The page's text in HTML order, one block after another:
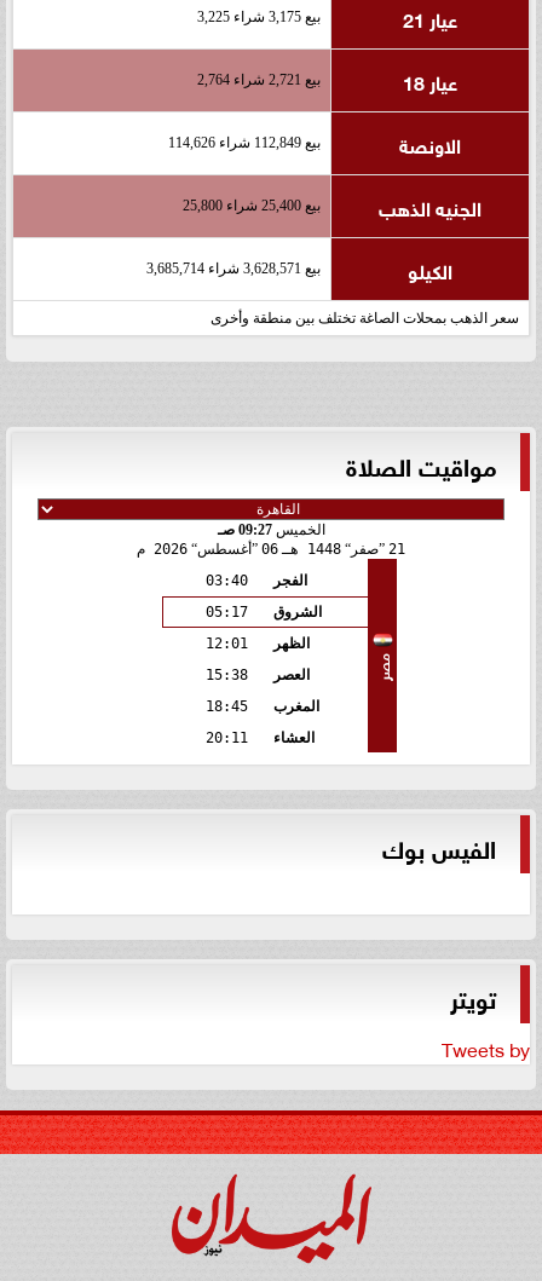
عيار 21 بيع 3,175 شراء 3,225
عيار 18 بيع 2,721 شراء 2,764
الاونصة بيع 112,849 شراء 114,626
الجنيه الذهب بيع 25,400 شراء 25,800
الكيلو بيع 3,628,571 شراء 3,685,714
سعر الذهب بمحلات الصاغة تختلف بين منطقة وأخرى
مواقيت الصلاة
الخميس09:27 صـ
21 صفر 1448 هـ 06 أغسطس 2026 م
مصر
الفجر
03:40
الشروق
05:17
الظهر
12:01
العصر
15:38
المغرب
18:45
العشاء
20:11
الفيس بوك
تويتر
Tweets by